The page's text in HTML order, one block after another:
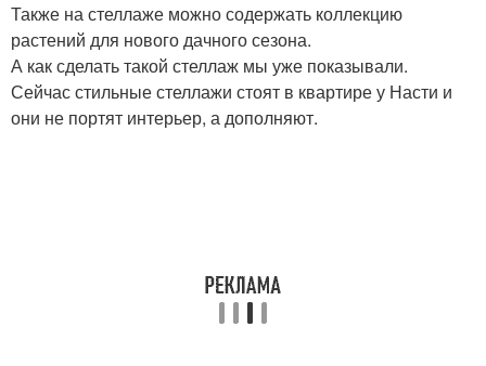
Также на стеллаже можно содержать коллекцию
растений для нового дачного сезона.
А как сделать такой стеллаж мы уже показывали.
Сейчас стильные стеллажи стоят в квартире у Насти и
они не портят интерьер, а дополняют.